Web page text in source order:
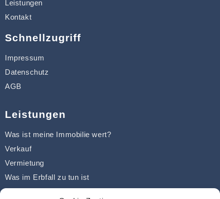
Leistungen
Kontakt
Schnellzugriff
Impressum
Datenschutz
AGB
Leistungen
Was ist meine Immobilie wert?
Verkauf
Vermietung
Was im Erbfall zu tun ist
Was passiert im Scheidungsfall?